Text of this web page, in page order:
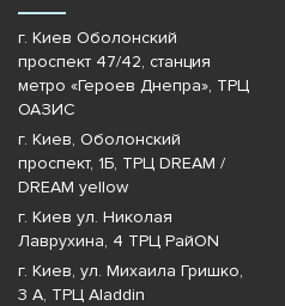
г. Киев Оболонский
проспект 47/42, станция
метро «Героев Днепра»‎, ТРЦ
ОАЗИС
г. Киев, Оболонский
проспект, 1Б, ТРЦ DREAM /
DREAM yellow
г. Киев ул. Николая
Лаврухина, 4 ТРЦ РайON
г. Киев, ул. Михаила Гришко,
3 А, ТРЦ Aladdin